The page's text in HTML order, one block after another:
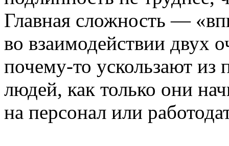
Главная сложность —
во взаимодействии двух
почему-то ускользают из
людей, как только они
на персонал или